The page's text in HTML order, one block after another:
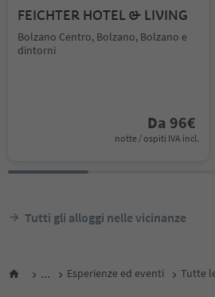
FEICHTER HOTEL & LIVING
Bolzano Centro, Bolzano, Bolzano e
dintorni
Da 96€
notte / ospiti IVA incl.
Tutti gli alloggi nelle vicinanze
... Esperienze ed eventi Tutte